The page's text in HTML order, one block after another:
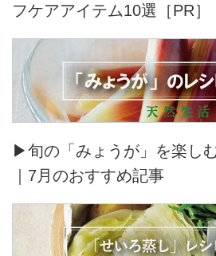
フケアアイテム10選［PR］
▶旬の「みょうが」を楽し
｜7月のおすすめ記事